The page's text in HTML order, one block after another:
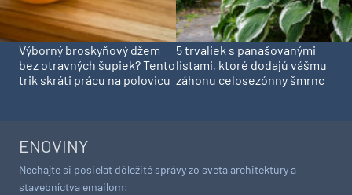
Výborný broskyňový džem
bez otravných šupiek? Tento
trik skráti prácu na polovicu
5 trvaliek s panašovanými
listami, ktoré dodajú vášmu
záhonu celosezónny šmrnc
ENOVINY
Nechajte si posielať dôležité správy zo sveta architektúry a
stavebníctva emailom: